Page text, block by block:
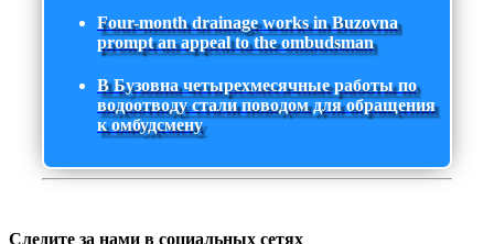
Four-month drainage works in Buzovna
prompt an appeal to the ombudsman
В Бузовна четырехмесячные работы по
водоотводу стали поводом для обращения
к омбудсмену
Следите за нами в социальных сетях